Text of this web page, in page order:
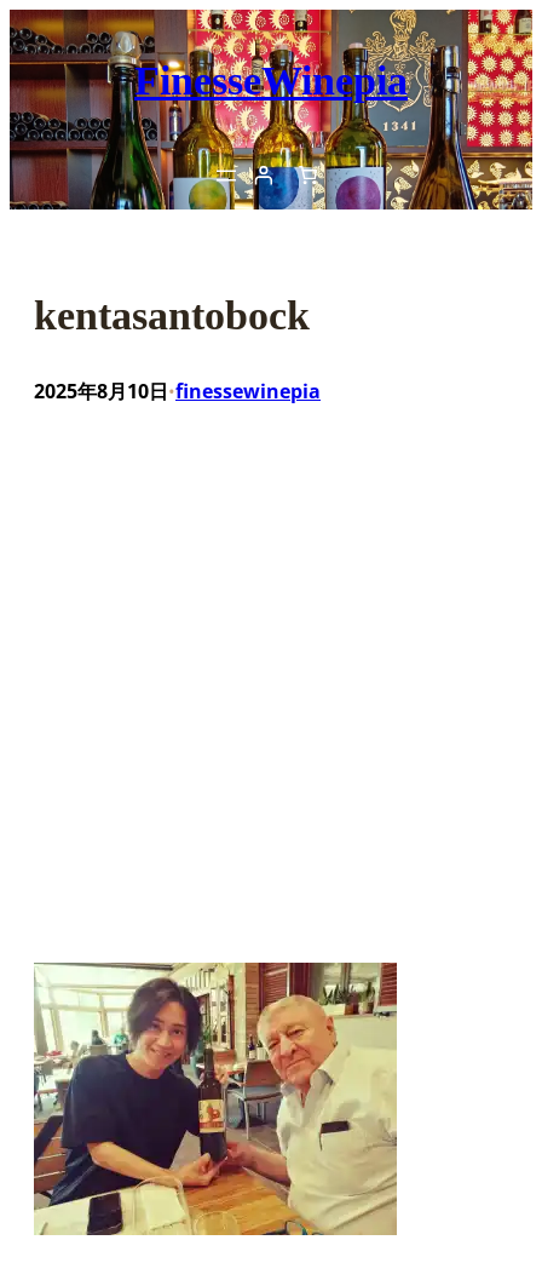
内
容
を
ス
キ
ッ
プ
FinesseWinepia
kentasantobock
2025年8月10日•finessewinepia